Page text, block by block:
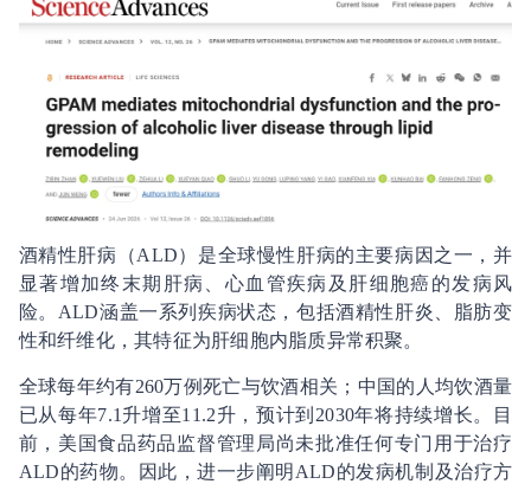
酒精性肝病（ALD）是全球慢性肝病的主要病因之一，并
显著增加终末期肝病、心血管疾病及肝细胞癌的发病风
险。ALD涵盖一系列疾病状态，包括酒精性肝炎、脂肪变
性和纤维化，其特征为肝细胞内脂质异常积聚。
全球每年约有260万例死亡与饮酒相关；中国的人均饮酒量
已从每年7.1升增至11.2升，预计到2030年将持续增长。目
前，美国食品药品监督管理局尚未批准任何专门用于治疗
ALD的药物。因此，进一步阐明ALD的发病机制及治疗方